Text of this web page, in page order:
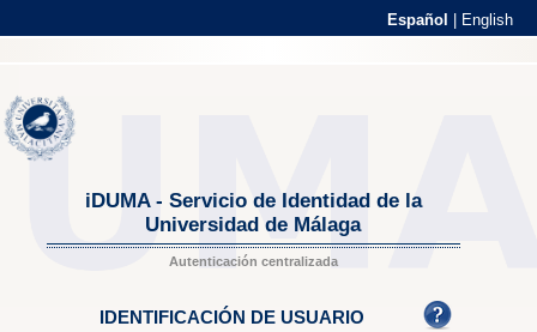
Español English
iDUMA - Servicio de Identidad de la
Universidad de Málaga
Autenticación centralizada
IDENTIFICACIÓN DE USUARIO